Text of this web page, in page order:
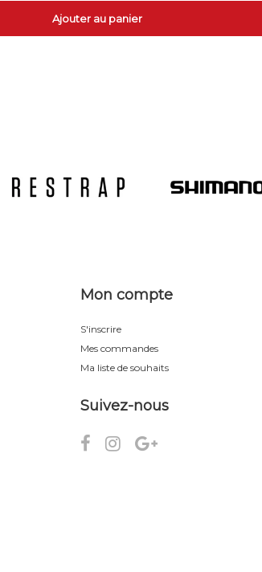
Ajouter au panier
Mon compte
S'inscrire
Mes commandes
Ma liste de souhaits
Suivez-nous